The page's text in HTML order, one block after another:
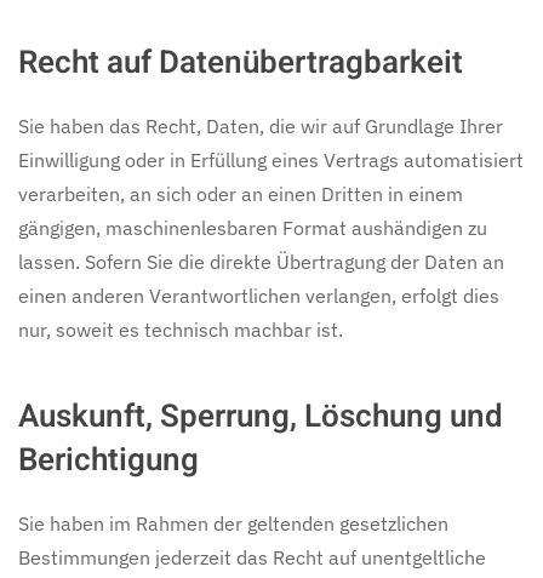
Recht auf Datenübertragbarkeit
Sie haben das Recht, Daten, die wir auf Grundlage Ihrer
Einwilligung oder in Erfüllung eines Vertrags automatisiert
verarbeiten, an sich oder an einen Dritten in einem
gängigen, maschinenlesbaren Format aushändigen zu
lassen. Sofern Sie die direkte Übertragung der Daten an
einen anderen Verantwortlichen verlangen, erfolgt dies
nur, soweit es technisch machbar ist.
Auskunft, Sperrung, Löschung und
Berichtigung
Sie haben im Rahmen der geltenden gesetzlichen
Bestimmungen jederzeit das Recht auf unentgeltliche